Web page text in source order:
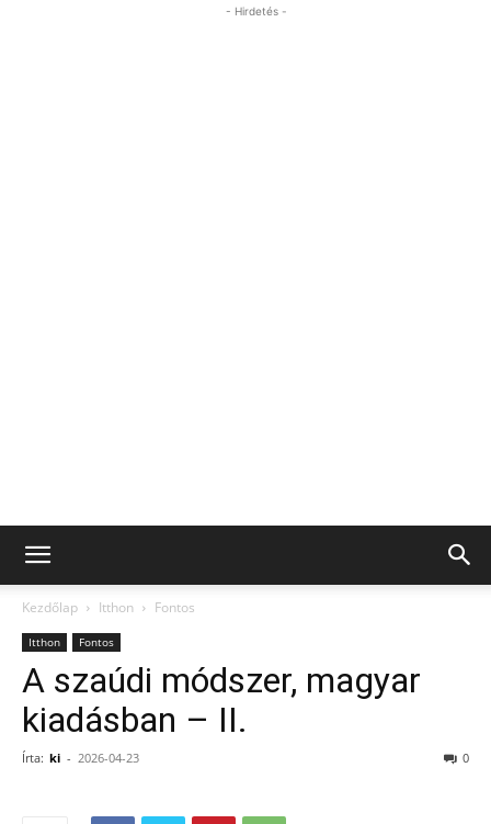
- Hirdetés -
Kezdőlap Itthon Fontos
Itthon Fontos
A szaúdi módszer, magyar
kiadásban – II.
Írta: ki - 2026-04-23 0